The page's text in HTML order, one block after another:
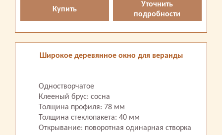
Купить
Уточнить
подробности
Широкое деревянное окно для веранды
Одностворчатое
Клееный брус: сосна
Толщина профиля: 78 мм
Толщина стеклопакета: 40 мм
Открывание: поворотная одинарная створка